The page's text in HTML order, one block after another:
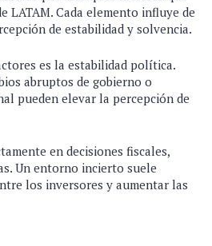
LATAM. Cada elemento influye de
de estabilidad y solvencia.
es la estabilidad política.
abruptos de gobierno o
pueden elevar la percepción de
en decisiones fiscales,
Un entorno incierto suele
los inversores y aumentar las